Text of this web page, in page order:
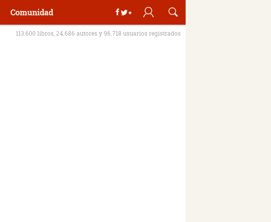
Comunidad
113.600 libros, 24.686 autores y 96.718 usuarios registrados